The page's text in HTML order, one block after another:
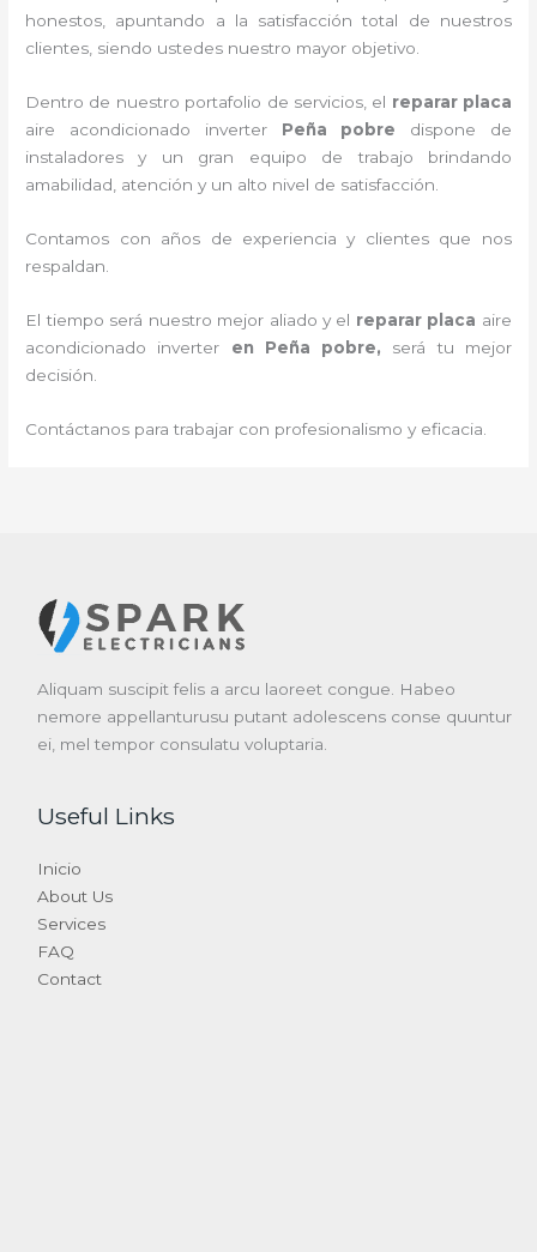
honestos, apuntando a la satisfacción total de nuestros
clientes, siendo ustedes nuestro mayor objetivo.
Dentro de nuestro portafolio de servicios, el reparar placa
aire acondicionado inverterPeña pobre dispone de
instaladores y un gran equipo de trabajo brindando
amabilidad, atención y un alto nivel de satisfacción.
Contamos con años de experiencia y clientes que nos
respaldan.
El tiempo será nuestro mejor aliado y el reparar placa aire
acondicionado inverter en Peña pobre, será tu mejor
decisión.
Contáctanos para trabajar con profesionalismo y eficacia.
Aliquam suscipit felis a arcu laoreet congue. Habeo
nemore appellanturusu putant adolescens conse quuntur
ei, mel tempor consulatu voluptaria.
Useful Links
Inicio
About Us
Services
FAQ
Contact